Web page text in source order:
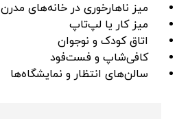
میز ناهارخوری در خانه‌های مدرن
میز کار یا لپ‌تاپ
اتاق کودک و نوجوان
کافی‌شاپ و فست‌فود
سالن‌های انتظار و نمایشگاه‌ها